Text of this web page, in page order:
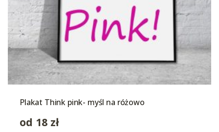
Plakat Think pink- myśl na różowo
od 18 zł